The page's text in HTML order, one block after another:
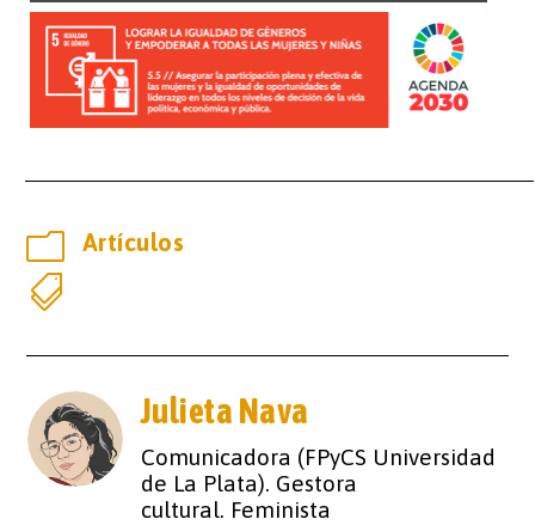
m Artículos

Julieta Nava
Comunicadora (FPyCS Universidad
de La Plata). Gestora
cultural. Feminista